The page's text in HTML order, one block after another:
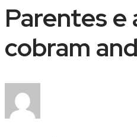
Parentes
cobram